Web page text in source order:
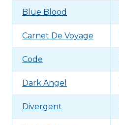
Blue Blood
Carnet De Voyage
Code
Dark Angel
Divergent